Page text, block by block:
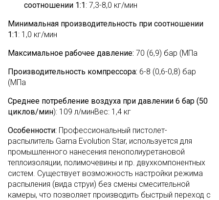
соотношении 1:1: 7,3-8,0 кг/мин
Минимальная производительность при соотношении
1:1: 1,0 кг/мин
Максимальное рабочее давление: 70 (6,9) бар (МПа
Производительность компрессора: 6-8 (0,6-0,8) бар
(МПа
Среднее потребление воздуха при давлении 6 бар (50
циклов/мин): 109 л/минВес: 1,4 кг
Особенности: Профессиональный пистолет-
распылитель Gama Evolution Star, используется для
промышленного нанесения пенополиуретановой
теплоизоляции, полимочевины и пр. двухкомпонентных
систем. Существует возможность настройки режима
распыления (вида струи) без смены смесительной
камеры, что позволяет производить быстрый переход с